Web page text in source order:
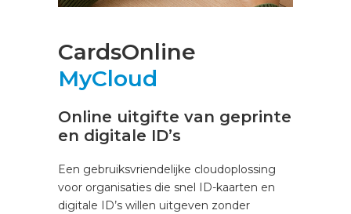
CardsOnline
MyCloud
Online uitgifte van geprinte
en digitale ID’s
Een gebruiksvriendelijke cloudoplossing
voor organisaties die snel ID-kaarten en
digitale ID’s willen uitgeven zonder